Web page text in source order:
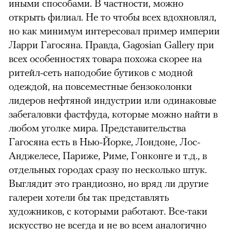
иными способами. В частности, можно
открыть филиал. Не то чтобы всех вдохновлял,
но как минимум интересовал пример империи
Ларри Гагосяна. Правда, Gagosian Gallery при
всех особенностях товара похожа скорее на
ритейл-сеть наподобие бутиков с модной
одеждой, на повсеместные бензоколонки
лидеров нефтяной индустрии или одинаковые
забегаловки фастфуда, которые можно найти в
любом уголке мира. Представительства
Гагосяна есть в Нью-Йорке, Лондоне, Лос-
Анджелесе, Париже, Риме, Гонконге и т.д., в
отдельных городах сразу по несколько штук.
Выглядит это грандиозно, но вряд ли другие
галереи хотели бы так представлять
художников, с которыми работают. Все-таки
искусство не всегда и не во всем аналогично